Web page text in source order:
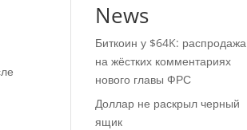
News
Биткоин у $64K: распродажа
на жёстких комментариях
нового главы ФРС
Доллар не раскрыл черный
ящик